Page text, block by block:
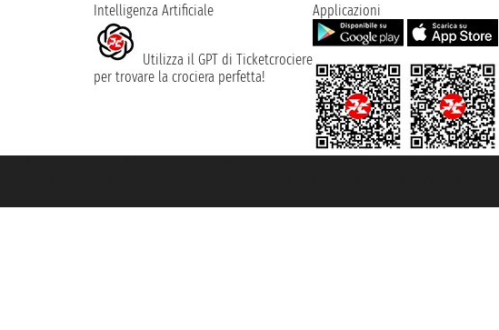
Intelligenza Artificiale
Utilizza il GPT di Ticketcrociere
per trovare la crociera perfetta!
Applicazioni